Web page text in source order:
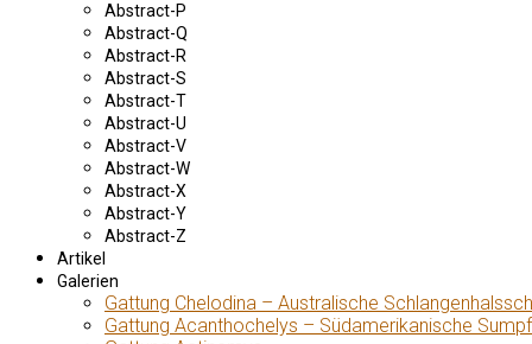
Abstract-P
Abstract-Q
Abstract-R
Abstract-S
Abstract-T
Abstract-U
Abstract-V
Abstract-W
Abstract-X
Abstract-Y
Abstract-Z
Artikel
Galerien
Gattung Chelodina – Australische
Gattung Acanthochelys – Südamerikanische